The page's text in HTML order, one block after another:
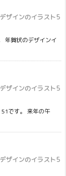
ザインのイラスト5
年賀状のデザインイ
ザインのイラスト5
です。 来年の午
ザインのイラスト5